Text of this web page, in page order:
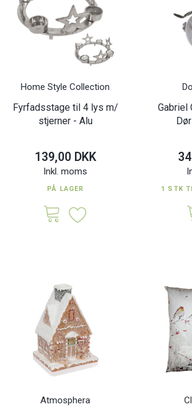
Snowflake Christmas Jack
Russell - Dørstopper dyr
Home Style Collection
Fyrfadsstage til 4 lys m/
stjerner - Alu
139,00 DKK
Inkl. moms
PÅ LAGER
Gabriel
1 STK
Atmosphera